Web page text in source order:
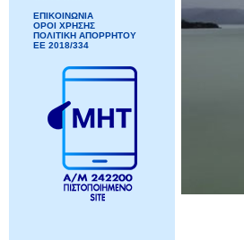
ΕΠΙΚΟΙΝΩΝΙΑ
ΟΡΟΙ ΧΡΗΣΗΣ
ΠΟΛΙΤΙΚΗ ΑΠΟΡΡΗΤΟΥ
ΕΕ 2018/334